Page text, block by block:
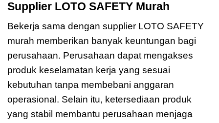
Supplier LOTO SAFETY Murah
Bekerja sama dengan supplier LOTO SAFETY
murah memberikan banyak keuntungan bagi
perusahaan. Perusahaan dapat mengakses
produk keselamatan kerja yang sesuai
kebutuhan tanpa membebani anggaran
operasional. Selain itu, ketersediaan produk
yang stabil membantu perusahaan menjaga